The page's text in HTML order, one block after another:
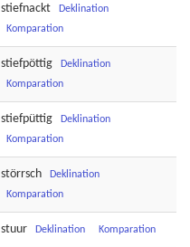
stiefnackt
Deklination
Komparation
stiefpöttig
Deklination
Komparation
stiefpüttig
Deklination
Komparation
störrsch
Deklination
Komparation
stuur Deklination Komparation